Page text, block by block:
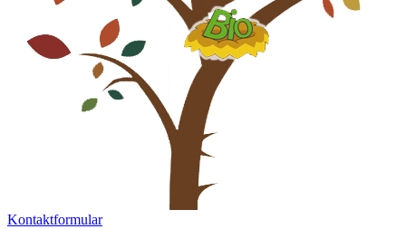
Kontaktformular